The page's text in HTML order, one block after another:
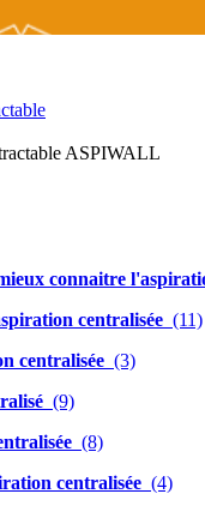
ASPIWALL
connaitre
centralisée (11)
centralisée (3)
(9)
(8)
centralisée (4)